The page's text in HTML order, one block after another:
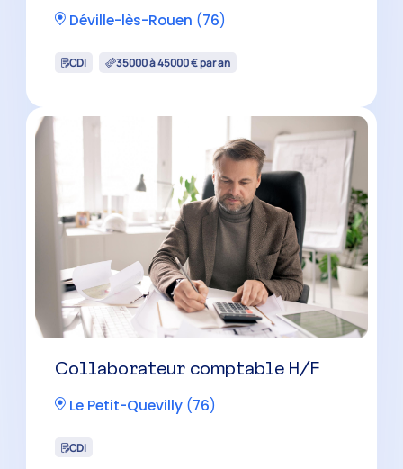
Déville-lès-Rouen (76)
CDI 35000 à 45000 € par an
Collaborateur comptable H/F
Le Petit-Quevilly (76)
CDI